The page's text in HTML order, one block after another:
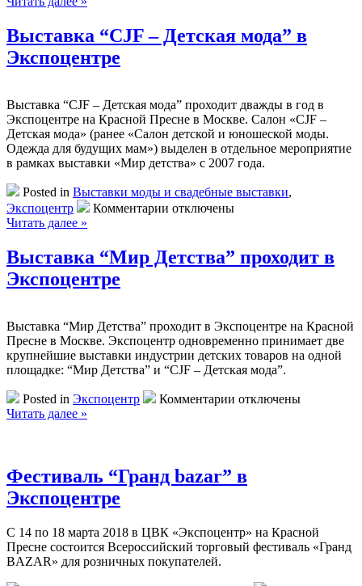
мастеров
в
Выставка “CJF – Детская мода” в
Экспоцентре
Выставка “CJF – Детская мода” проходит дважды в год в
Экспоцентре на Красной Пресне в Москве. Салон «CJF –
Детская мода» (ранее «Салон детской и юношеской моды.
Одежда для будущих мам») выделен в отдельное мероприятие
в рамках выставки «Мир детства» с 2007 года.
Posted in Выставки моды и свадебные выставки,
Экспоцентр
Комментарии к
–
Экспоцентре
отключены
Читать далее »
Выставка “Мир Детства” проходит в
Экспоцентре
Выставка “Мир Детства” проходит в Экспоцентре на Красной
Пресне в Москве. Экспоцентр одновременно принимает две
крупнейшие выставки индустрии детских товаров на одной
площадке: “Мир Детства” и “CJF – Детская мода”.
Posted in Экспоцентр Комментарии к
в
отключены
Читать далее »
Фестиваль “Гранд bazar” в
Экспоцентре
С 14 по 18 марта 2018 в ЦВК «Экспоцентр» на Красной
Пресне состоится Всероссийский торговый фестиваль «Гранд
BAZAR» для розничных покупателей.